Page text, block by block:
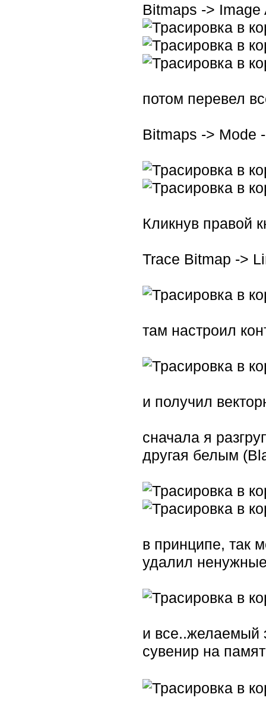
Bitmaps ->
потом перевел
Bitmaps -> Mode
Кликнув правой
Trace Bitmap ->
там настроил
и получил
сначала я
другая белым
в принципе, так
удалил
и все..желаемый
сувенир на